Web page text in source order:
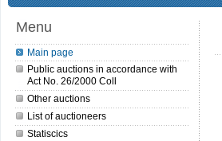
Menu
Main page
Public auctions in accordance with
Act No. 26/2000 Coll
Other auctions
List of auctioneers
Statiscics